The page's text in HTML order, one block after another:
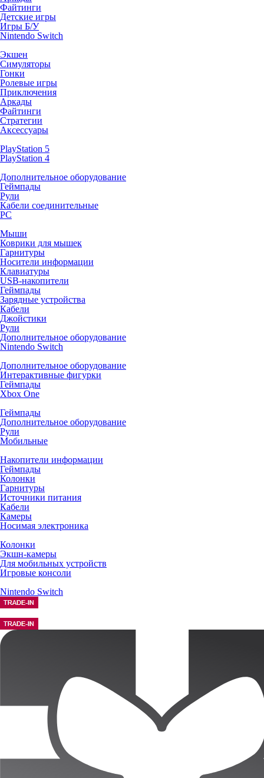
Файтинги
Детские игры
Игры Б/У
Nintendo Switch
Экшен
Симуляторы
Гонки
Ролевые игры
Приключения
Аркады
Файтинги
Стратегии
Аксессуары
PlayStation 5
PlayStation 4
Дополнительное оборудование
Геймпады
Рули
Кабели соединительные
PC
Мыши
Коврики для мышек
Гарнитуры
Носители информации
Клавиатуры
USB-накопители
Геймпады
Зарядные устройства
Кабели
Джойстики
Рули
Дополнительное оборудование
Nintendo Switch
Дополнительное оборудование
Интерактивные фигурки
Геймпады
Xbox One
Геймпады
Дополнительное оборудование
Рули
Мобильные
Накопители информации
Геймпады
Колонки
Гарнитуры
Источники питания
Кабели
Камеры
Носимая электроника
Колонки
Экшн-камеры
Для мобильных устройств
Игровые консоли
Nintendo Switch